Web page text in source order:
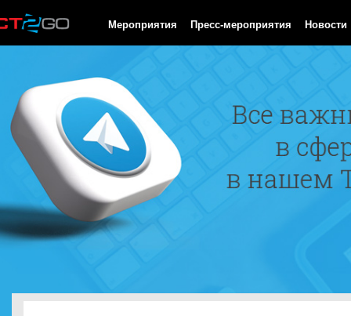
Мероприятия Пресс-мероприятия Новости